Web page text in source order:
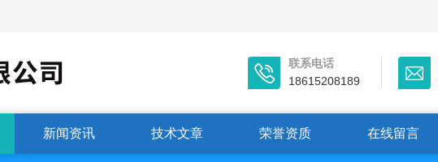
联系电话
18615208189
新闻资讯 技术文章 荣誉资质 在线留言